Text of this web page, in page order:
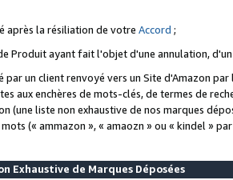
après la résiliation de votre Accord ;
Produit ayant fait l'objet d'une annulation,
par un client renvoyé vers un Site d'Amazon
aux enchères de mots-clés, de termes de
(une liste non exhaustive de nos marques
(« ammazon », « amaozn » ou « kindel »
Exhaustive de Marques Déposées